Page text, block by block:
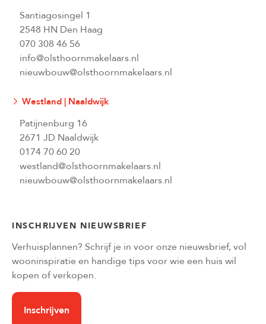
Santiagosingel 1
2548 HN Den Haag
070 308 46 56
info@olsthoornmakelaars.nl
nieuwbouw@olsthoornmakelaars.nl
Westland | Naaldwijk
Patijnenburg 16
2671 JD Naaldwijk
0174 70 60 20
westland@olsthoornmakelaars.nl
nieuwbouw@olsthoornmakelaars.nl
INSCHRIJVEN NIEUWSBRIEF
Verhuisplannen? Schrijf je in voor onze nieuwsbrief, vol
wooninspiratie en handige tips voor wie een huis wil
kopen of verkopen.
Inschrijven